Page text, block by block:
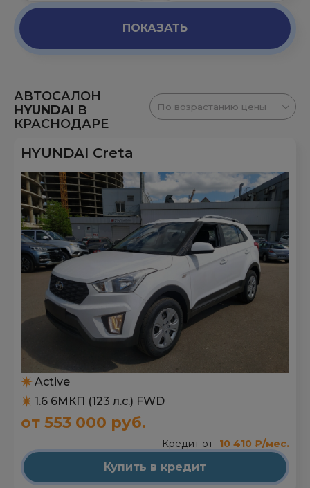
ПОКАЗАТЬ
АВТОСАЛОН
HYUNDAI В
КРАСНОДАРЕ
HYUNDAI Creta
Active
1.6 6МКП (123 л.с.) FWD
от 553 000 руб.
Кредит от 10 410 ₽/мес.
Купить в кредит